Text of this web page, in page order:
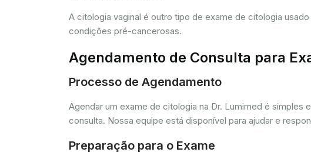
A citologia vaginal é outro tipo de exame de citologia
condições pré-cancerosas.
Agendamento de Consulta para
Processo de Agendamento
Agendar um exame de citologia na Dr. Lumimed é
consulta. Nossa equipe está disponível para ajudar e
Preparação para o Exame